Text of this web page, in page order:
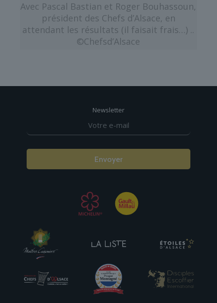
Avec Pascal Bastian et Roger Bouhassoun,
président des Chefs d’Alsace, en
attendant les résultats (il faisait frais…) ..
©Chefsd’Alsace
Newsletter